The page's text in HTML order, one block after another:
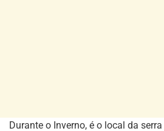
Durante o Inverno, é o local da